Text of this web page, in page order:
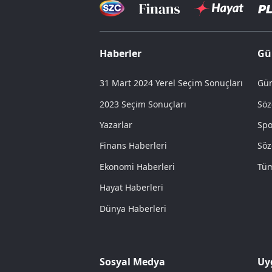
Haberler
31 Mart 2024 Yerel Seçim Sonuçları
2023 Seçim Sonuçları
Yazarlar
Finans Haberleri
Ekonomi Haberleri
Hayat Haberleri
Dünya Haberleri
Sosyal Medya